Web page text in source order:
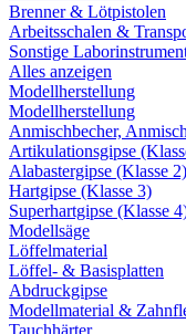
Brenner & Lötpistolen
Arbeitsschalen &
Sonstige
Alles anzeigen
Modellherstellung
Modellherstellung
Anmischbecher,
Artikulationsgipse
Alabastergipse (Klasse 2)
Hartgipse (Klasse 3)
Superhartgipse (Klasse
Modellsäge
Löffelmaterial
Löffel- & Basisplatten
Abdruckgipse
Modellmaterial &
Tauchhärter